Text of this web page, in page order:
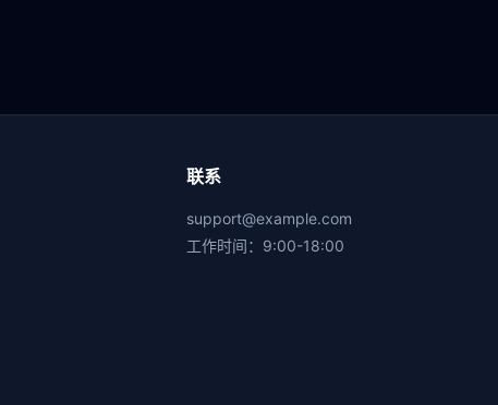
联系
support@example.com
工作时间：9:00-18:00